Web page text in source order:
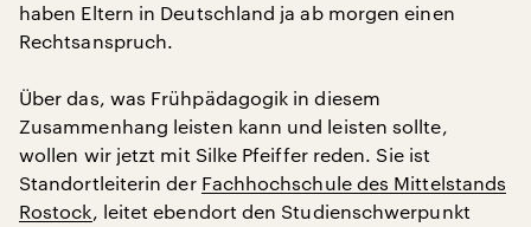
haben Eltern in Deutschland ja ab morgen einen
Rechtsanspruch.
Über das, was Frühpädagogik in diesem
Zusammenhang leisten kann und leisten sollte,
wollen wir jetzt mit Silke Pfeiffer reden. Sie ist
Standortleiterin der Fachhochschule des Mittelstands
Rostock, leitet ebendort den Studienschwerpunkt